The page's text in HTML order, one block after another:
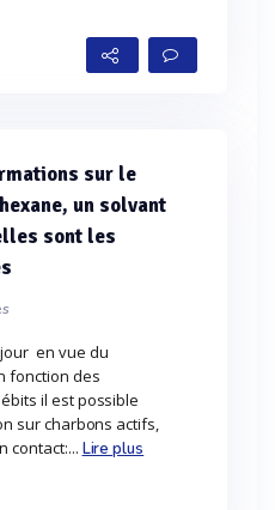
sur le
un solvant
sont les
en vue du
fonction des
il est possible
sur charbons actifs,
contact:... Lire plus